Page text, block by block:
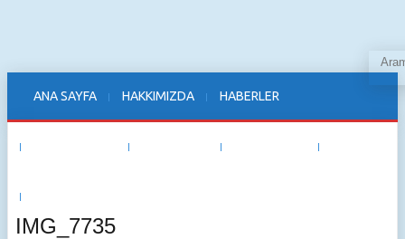
ANA SAYFA HAKKIMIZDA HABERLER
IMG_7735